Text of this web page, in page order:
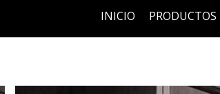
INICIO PRODUCTOS